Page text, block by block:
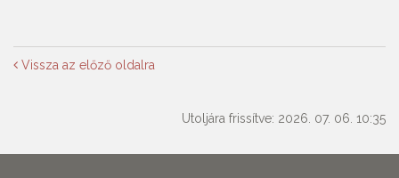
Vissza az előző oldalra
Utoljára frissítve: 2026. 07. 06. 10:35